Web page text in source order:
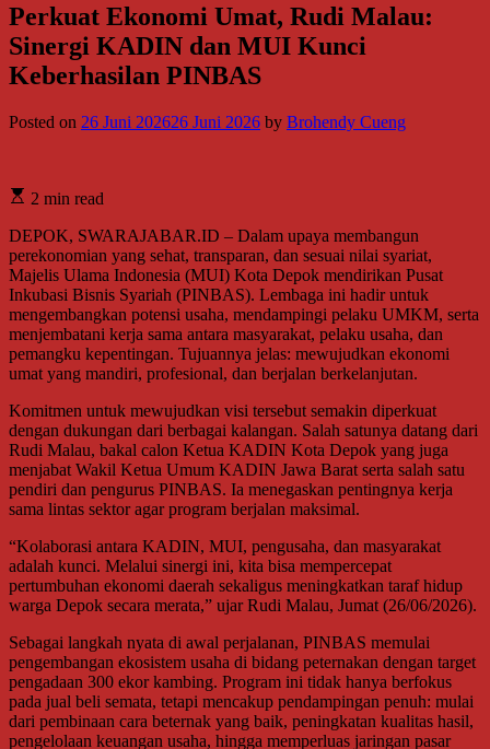
Perkuat Ekonomi Umat, Rudi Malau:
Sinergi KADIN dan MUI Kunci
Keberhasilan PINBAS
Posted on 26 Juni 202626 Juni 2026 by Brohendy Cueng
2 min read
DEPOK, SWARAJABAR.ID – Dalam upaya membangun
perekonomian yang sehat, transparan, dan sesuai nilai syariat,
Majelis Ulama Indonesia (MUI) Kota Depok mendirikan Pusat
Inkubasi Bisnis Syariah (PINBAS). Lembaga ini hadir untuk
mengembangkan potensi usaha, mendampingi pelaku UMKM, serta
menjembatani kerja sama antara masyarakat, pelaku usaha, dan
pemangku kepentingan. Tujuannya jelas: mewujudkan ekonomi
umat yang mandiri, profesional, dan berjalan berkelanjutan.
Komitmen untuk mewujudkan visi tersebut semakin diperkuat
dengan dukungan dari berbagai kalangan. Salah satunya datang dari
Rudi Malau, bakal calon Ketua KADIN Kota Depok yang juga
menjabat Wakil Ketua Umum KADIN Jawa Barat serta salah satu
pendiri dan pengurus PINBAS. Ia menegaskan pentingnya kerja
sama lintas sektor agar program berjalan maksimal.
“Kolaborasi antara KADIN, MUI, pengusaha, dan masyarakat
adalah kunci. Melalui sinergi ini, kita bisa mempercepat
pertumbuhan ekonomi daerah sekaligus meningkatkan taraf hidup
warga Depok secara merata,” ujar Rudi Malau, Jumat (26/06/2026).
Sebagai langkah nyata di awal perjalanan, PINBAS memulai
pengembangan ekosistem usaha di bidang peternakan dengan target
pengadaan 300 ekor kambing. Program ini tidak hanya berfokus
pada jual beli semata, tetapi mencakup pendampingan penuh: mulai
dari pembinaan cara beternak yang baik, peningkatan kualitas hasil,
pengelolaan keuangan usaha, hingga memperluas jaringan pasar